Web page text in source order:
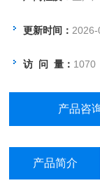
●智能化自
更新时间：
访 问 量： 1070
产品咨
产品简介